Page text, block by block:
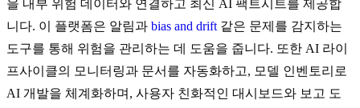
을 내부 위험 데이터와 연결하고 최신 AI 팩트시트를 제공합
니다. 이 플랫폼은 알림과 bias and drift 같은 문제를 감지하는
도구를 통해 위험을 관리하는 데 도움을 줍니다. 또한 AI 라이
프사이클의 모니터링과 문서를 자동화하고, 모델 인벤토리로
AI 개발을 체계화하며, 사용자 친화적인 대시보드와 보고 도